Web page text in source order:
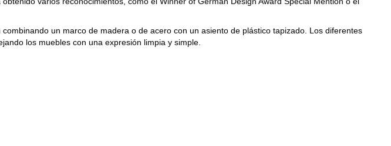
un marco de madera o de acero con un asiento de plástico tapizado. Los diferentes
los muebles con una expresión limpia y simple.